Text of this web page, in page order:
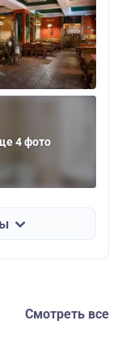
4 фото
Смотреть все